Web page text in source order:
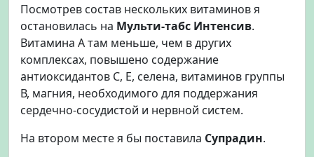
Посмотрев состав нескольких витаминов я
остановилась на Мульти-табс Интенсив.
Витамина А там меньше, чем в других
комплексах, повышено содержание
антиоксидантов С, Е, селена, витаминов группы
В, магния, необходимого для поддержания
сердечно-сосудистой и нервной систем.
На втором месте я бы поставила Супрадин.